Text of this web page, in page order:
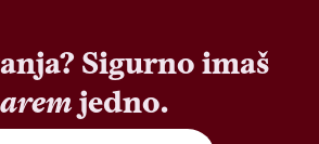
Sigurno imaš
jedno.